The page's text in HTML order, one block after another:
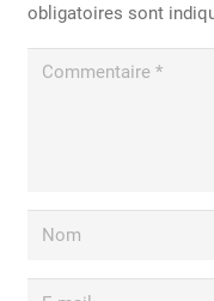
obligatoires sont